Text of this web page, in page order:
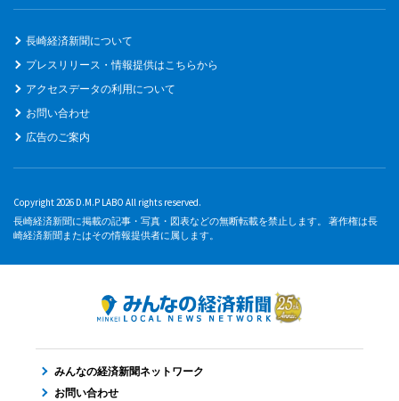
長崎経済新聞について
プレスリリース・情報提供はこちらから
アクセスデータの利用について
お問い合わせ
広告のご案内
Copyright 2026 D.M.P LABO All rights reserved.
長崎経済新聞に掲載の記事・写真・図表などの無断転載を禁止します。 著作権は長
崎経済新聞またはその情報提供者に属します。
みんなの経済新聞ネットワーク
お問い合わせ